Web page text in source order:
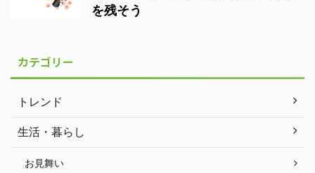
を残そう
カテゴリー
トレンド
生活・暮らし
お見舞い